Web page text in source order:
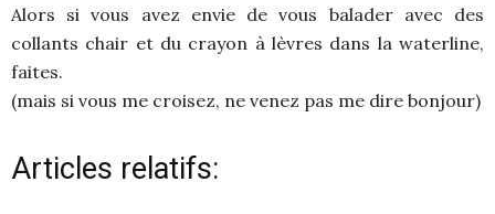
Alors si vous avez envie de vous balader avec des
collants chair et du crayon à lèvres dans la waterline,
faites.
(mais si vous me croisez, ne venez pas me dire bonjour)
Articles relatifs: